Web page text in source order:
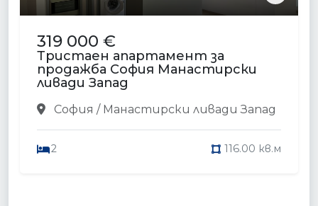
319 000 €
Тристаен апартамент за
продажба София Манастирски
ливади Запад
София / Манастирски ливади Запад
2 116.00 кв.м